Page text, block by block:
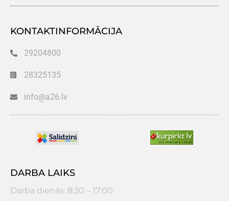
KONTAKTINFORMĀCIJA
29204800
28325135
info@a26.lv
DARBA LAIKS
Darba dienās: 8:30 – 17:00